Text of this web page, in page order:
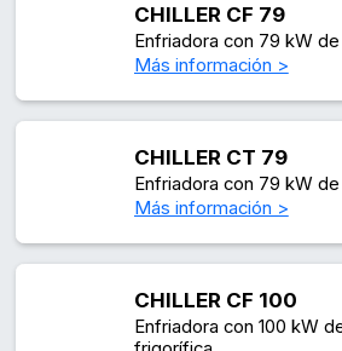
CHILLER CF 79
Enfriadora con 79 kW
Más información >
CHILLER CT 79
Enfriadora con 79 kW
Más información >
CHILLER CF 100
Enfriadora con 100 kW